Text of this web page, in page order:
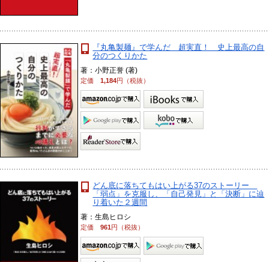
『丸亀製麺』で学んだ 超実直！ 史上最高の自
分のつくりかた
著：小野正誉 (著)
定価1,184円（税抜）
どん底に落ちてもはい上がる37のストーリー
「弱点」を克服し、「自己発見」と「決断」に辿
り着いた２週間
著：生島ヒロシ
定価961円（税抜）